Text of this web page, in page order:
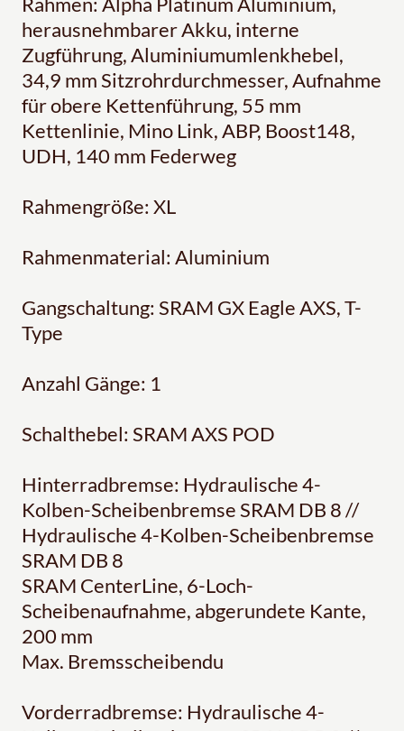
herausnehmbarer Akku, interne
Zugführung, Aluminiumumlenkhebel,
34,9 mm Sitzrohrdurchmesser, Aufnahme
für obere Kettenführung, 55 mm
Kettenlinie, Mino Link, ABP, Boost148,
UDH, 140 mm Federweg
Rahmengröße: XL
Rahmenmaterial: Aluminium
Gangschaltung: SRAM GX Eagle AXS, T-
Type
Anzahl Gänge: 1
Schalthebel: SRAM AXS POD
Hinterradbremse: Hydraulische 4-
Kolben-Scheibenbremse SRAM DB 8 //
Hydraulische 4-Kolben-Scheibenbremse
SRAM DB 8
SRAM CenterLine, 6-Loch-
Scheibenaufnahme, abgerundete Kante,
200 mm
Max. Bremsscheibendu
Vorderradbremse: Hydraulische 4-